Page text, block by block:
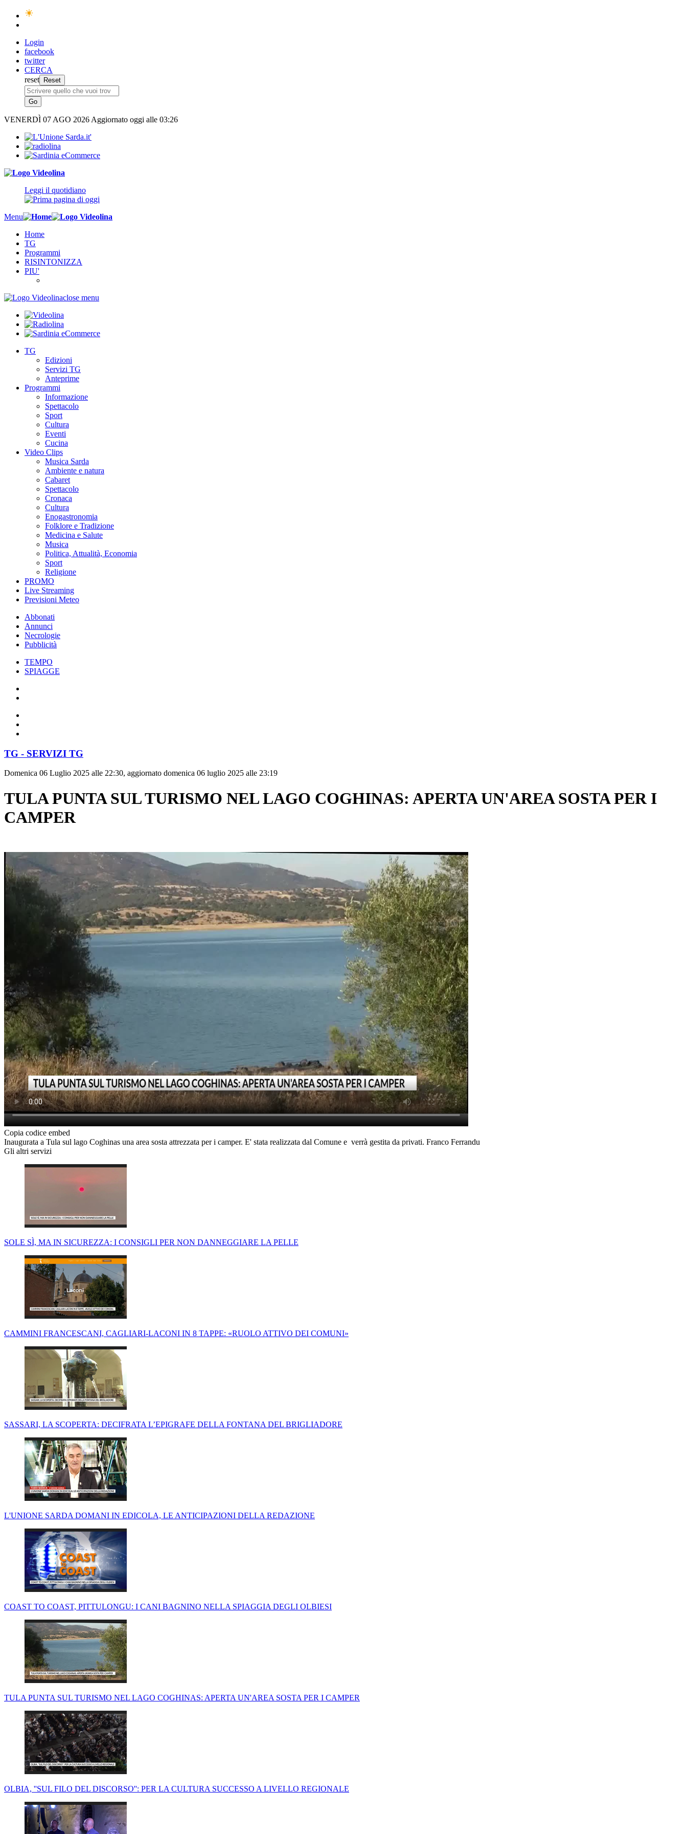
Login
facebook
twitter
CERCA
reset
VENERDÌ 07 AGO 2026 Aggiornato oggi alle 03:26
Leggi il quotidiano
Menu
Home
TG
Programmi
RISINTONIZZA
PIU'
close menu
TG
Edizioni
Servizi TG
Anteprime
Programmi
Informazione
Spettacolo
Sport
Cultura
Eventi
Cucina
Video Clips
Musica Sarda
Ambiente e natura
Cabaret
Spettacolo
Cronaca
Cultura
Enogastronomia
Folklore e Tradizione
Medicina e Salute
Musica
Politica, Attualità, Economia
Sport
Religione
PROMO
Live Streaming
Previsioni Meteo
Abbonati
Annunci
Necrologie
Pubblicità
TEMPO
SPIAGGE
TG - SERVIZI TG
Domenica 06 Luglio 2025 alle 22:30, aggiornato domenica 06 luglio 2025 alle 23:19
TULA PUNTA SUL TURISMO NEL LAGO COGHINAS: APERTA UN'AREA SOSTA PER I
CAMPER
Copia codice embed
Inaugurata a Tula sul lago Coghinas una area sosta attrezzata per i camper. E' stata realizzata dal Comune e verrà gestita da privati. Franco Ferrandu
Gli altri servizi
SOLE SÌ, MA IN SICUREZZA: I CONSIGLI PER NON DANNEGGIARE LA PELLE
CAMMINI FRANCESCANI, CAGLIARI-LACONI IN 8 TAPPE: «RUOLO ATTIVO DEI COMUNI»
SASSARI, LA SCOPERTA: DECIFRATA L’EPIGRAFE DELLA FONTANA DEL BRIGLIADORE
L'UNIONE SARDA DOMANI IN EDICOLA, LE ANTICIPAZIONI DELLA REDAZIONE
COAST TO COAST, PITTULONGU: I CANI BAGNINO NELLA SPIAGGIA DEGLI OLBIESI
TULA PUNTA SUL TURISMO NEL LAGO COGHINAS: APERTA UN'AREA SOSTA PER I CAMPER
OLBIA, ''SUL FILO DEL DISCORSO'': PER LA CULTURA SUCCESSO A LIVELLO REGIONALE